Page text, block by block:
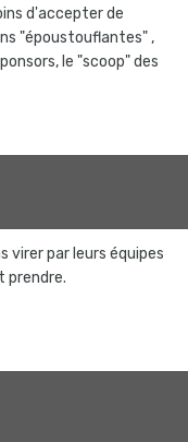
d'accepter de
"époustouflantes" ,
le "scoop" des
virer par leurs équipes
prendre.